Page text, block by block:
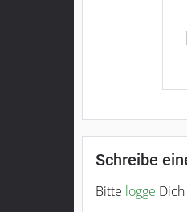
Schreibe
Bitte logge